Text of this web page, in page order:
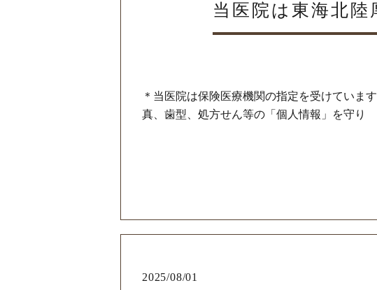
当医院は東海北
＊当医院は保険医療機関の指定を受けていま
真、歯型、処方せん等の「個人情報」を守
2025/08/01